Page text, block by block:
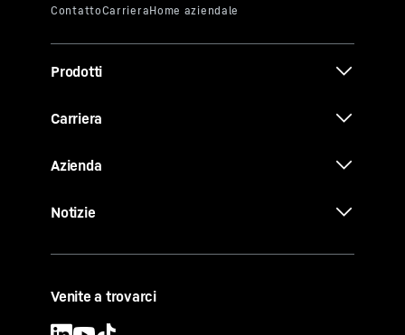
Prodotti
Carriera
Azienda
Notizie
Venite a trovarci